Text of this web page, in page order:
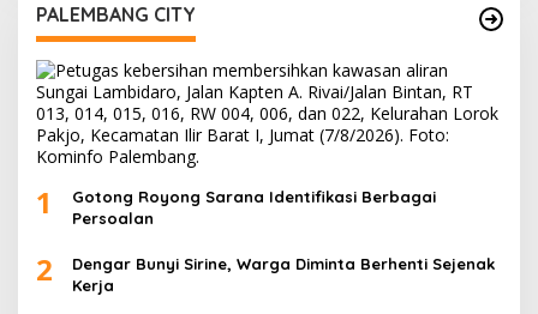
PALEMBANG CITY
1
Gotong Royong Sarana Identifikasi Berbagai
Persoalan
2
Dengar Bunyi Sirine, Warga Diminta Berhenti Sejenak
Kerja